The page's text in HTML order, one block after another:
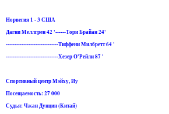
Норвегия 1 - 3 США
Дагни Меллгрен 42 '------Тори Брайан 24'
------------------------------Тиффени Милбретт 64 '
------------------------------Хезер О'Рейли 87 '
Спортивный центр Мэйху, Иу
Посещаемость: 27 000
Судья: Чжан Дунцин (Китай)